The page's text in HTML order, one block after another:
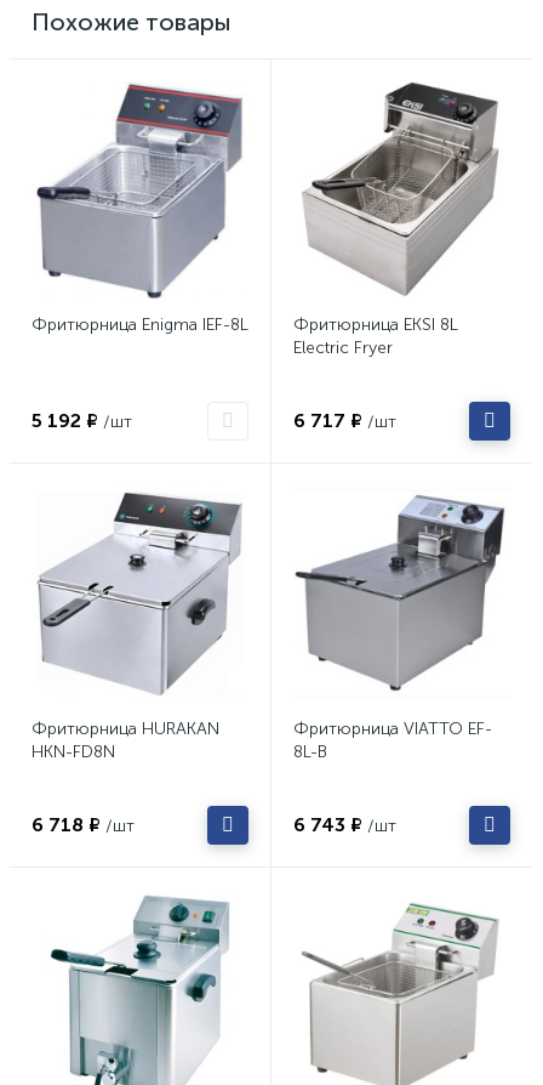
Похожие товары
Фритюрница Enigma IEF-8L
5 192 ₽ /шт
Фритюрница EKSI 8L
Electric Fryer
6 717 ₽ /шт
Фритюрница HURAKAN
HKN-FD8N
6 718 ₽ /шт
Фритюрница VIATTO EF-
8L-B
6 743 ₽ /шт